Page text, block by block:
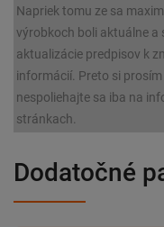
Napriek tomu ze sa
výrobkoch boli aktuálne a
aktualizácie predpisov k
informácií. Preto si
nespoliehajte sa iba na
stránkach.
Dodatočné